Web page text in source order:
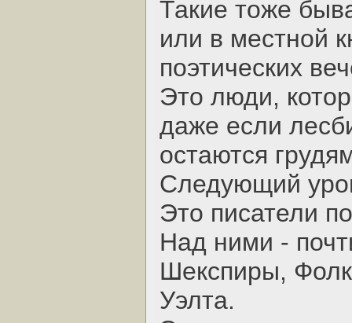
Такие тоже
или в местной
поэтических
Это люди,
даже если
остаются
Следующий
Это писатели
Над ними -
Шекспиры,
Уэлта.